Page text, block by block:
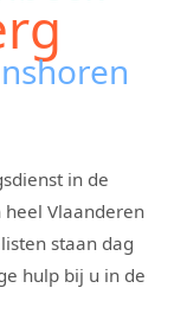
in de
Vlaanderen
staan dag
hulp bij u in de